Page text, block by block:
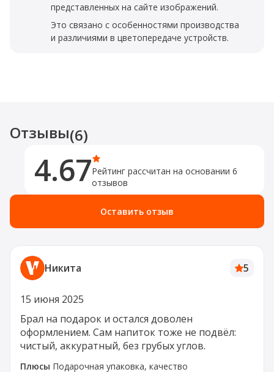
представленных на сайте изображений.
Это связано с особенностями производства
и различиями в цветопередаче устройств.
Отзывы(6)
4.67Рейтинг рассчитан на основании 6
отзывов
Оставить отзыв
Никита 5
15 июня 2025
Брал на подарок и остался доволен
оформлением. Сам напиток тоже не подвёл:
чистый, аккуратный, без грубых углов.
Плюсы Подарочная упаковка, качество